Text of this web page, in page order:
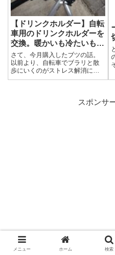
【ドリンクホルダー】自転
車用のドリンクホルダーを
交換。暖かいも冷たいも、
そしてポケットも付いて便
利!! 安全も向上!?
さて、今月購入したブツの話。
以前より、自転車でブラリと散
歩にいくのがストレス解消にな
っていますが、現在使用してい
た。コイツですね。いきなりで
スポンサ
メニュー ホーム 検索